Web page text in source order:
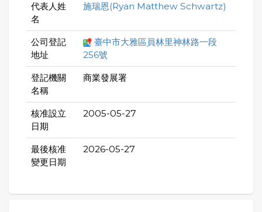
代表人姓
名
施瑞恩(Ryan Matthew Schwartz)
公司登記
地址
臺中市大雅區員林里神林路一段
256號
登記機關
名稱
商業發展署
核准設立
日期
2005-05-27
最後核准
變更日期
2026-05-27